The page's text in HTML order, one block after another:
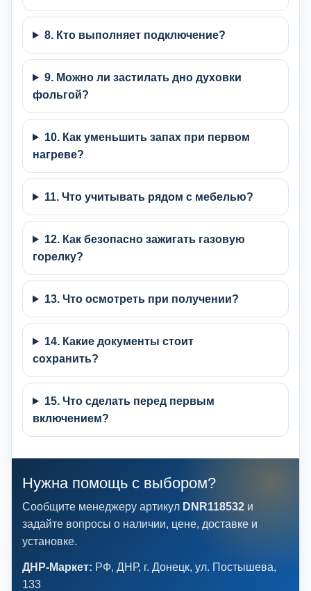
8. Кто выполняет подключение?
9. Можно ли застилать дно духовки
фольгой?
10. Как уменьшить запах при первом
нагреве?
11. Что учитывать рядом с мебелью?
12. Как безопасно зажигать газовую
горелку?
13. Что осмотреть при получении?
14. Какие документы стоит
сохранить?
15. Что сделать перед первым
включением?
Нужна помощь с выбором?
Сообщите менеджеру артикул DNR118532 и
задайте вопросы о наличии, цене, доставке и
установке.
ДНР-Маркет: РФ, ДНР, г. Донецк, ул. Постышева,
133